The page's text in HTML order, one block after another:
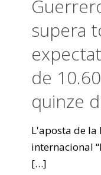
supera
de
quinze
L'aposta de
internacional
[…]